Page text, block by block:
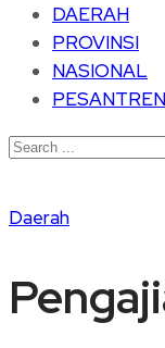
DAERAH
PROVINSI
NASIONAL
PESANTREN
Daerah